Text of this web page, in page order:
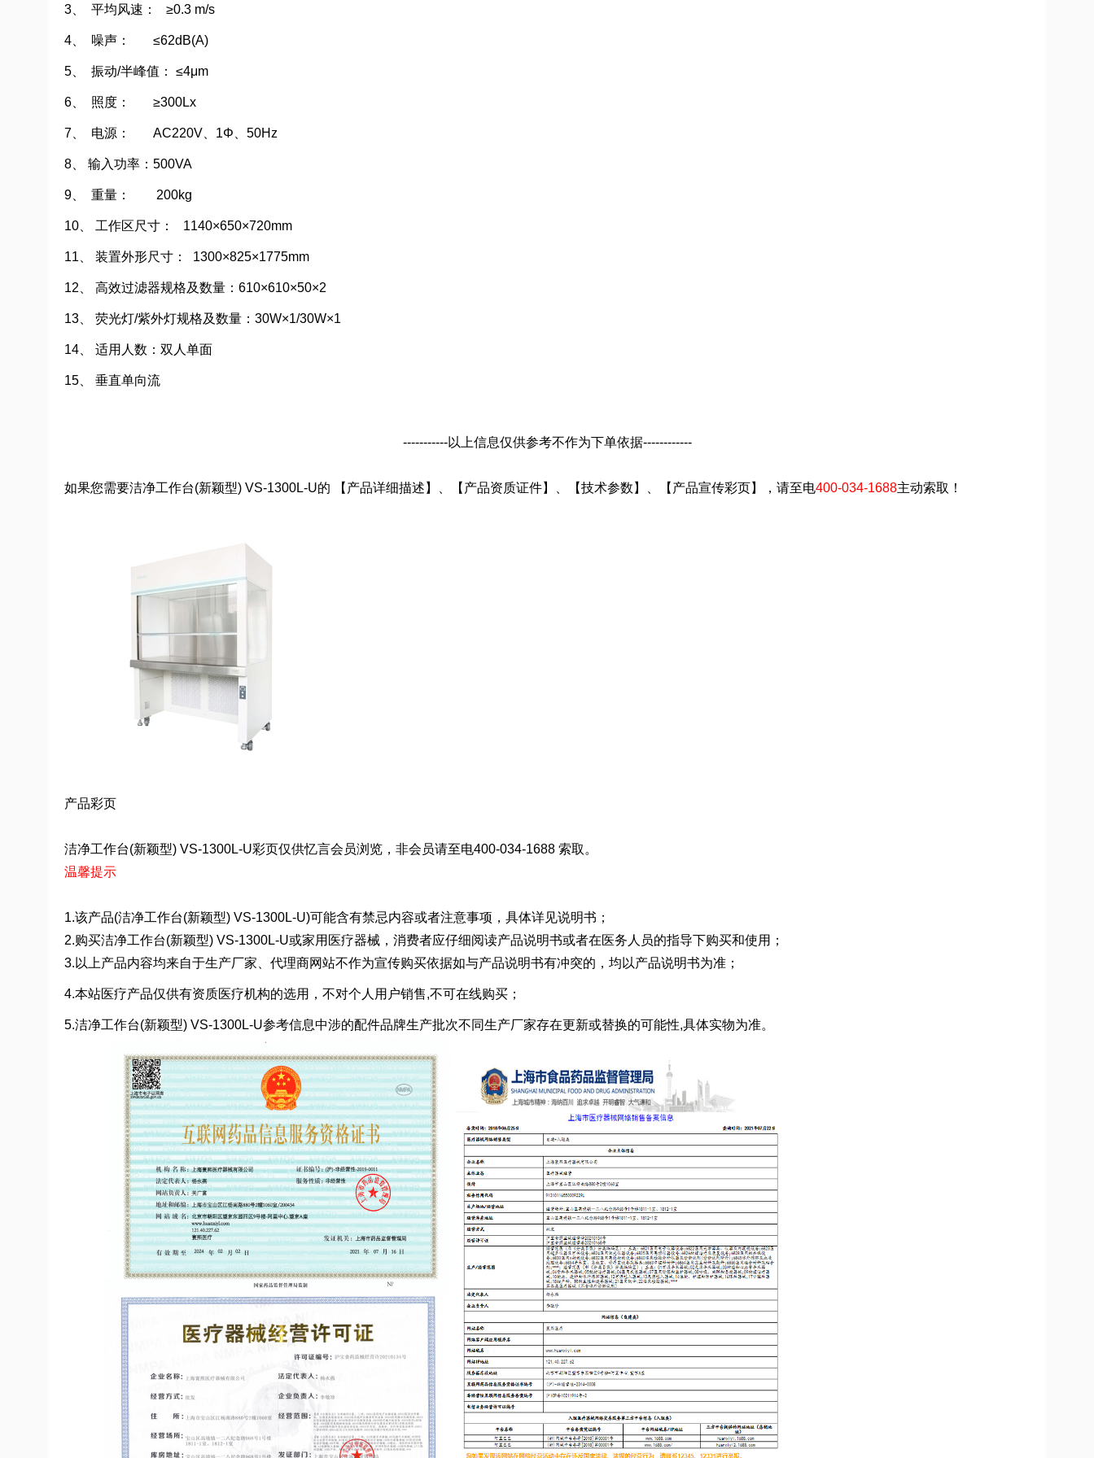
3、 平均风速： ≥0.3 m/s
4、 噪声： ≤62dB(A)
5、 振动/半峰值： ≤4μm
6、 照度： ≥300Lx
7、 电源： AC220V、1Φ、50Hz
8、 输入功率：500VA
9、 重量： 200kg
10、 工作区尺寸： 1140×650×720mm
11、 装置外形尺寸： 1300×825×1775mm
12、 高效过滤器规格及数量：610×610×50×2
13、 荧光灯/紫外灯规格及数量：30W×1/30W×1
14、 适用人数：双人单面
15、 垂直单向流
-----------以上信息仅供参考不作为下单依据------------
如果您需要洁净工作台(新颖型) VS-1300L-U的 【产品详细描述】、【产品资质证件】、【技术参数】、【产品宣传彩页】，请至电400-034-1688主动索取！
产品彩页
洁净工作台(新颖型) VS-1300L-U彩页仅供忆言会员浏览，非会员请至电400-034-1688 索取。
温馨提示
1.该产品(洁净工作台(新颖型) VS-1300L-U)可能含有禁忌内容或者注意事项，具体详见说明书；
2.购买洁净工作台(新颖型) VS-1300L-U或家用医疗器械，消费者应仔细阅读产品说明书或者在医务人员的指导下购买和使用；
3.以上产品内容均来自于生产厂家、代理商网站不作为宣传购买依据如与产品说明书有冲突的，均以产品说明书为准；
4.本站医疗产品仅供有资质医疗机构的选用，不对个人用户销售,不可在线购买；
5.洁净工作台(新颖型) VS-1300L-U参考信息中涉的配件品牌生产批次不同生产厂家存在更新或替换的可能性,具体实物为准。